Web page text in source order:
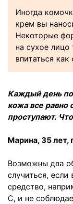
Иногда
крем вы
Некоторые
на сухое
впитаться как
Каждый день
кожа все равно
проступают.
Марина, 35 лет,
Возможны два
случиться,
средство,
С, и не